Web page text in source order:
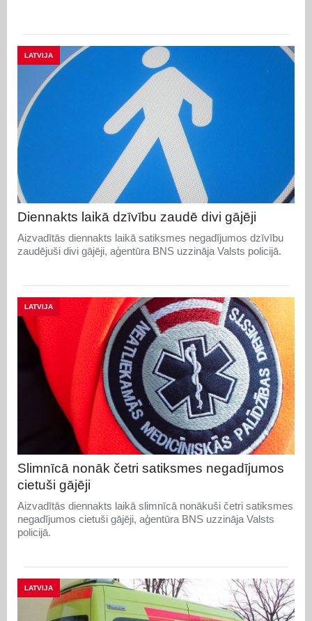
LATVIJA
Diennakts laikā dzīvību zaudē divi gājēji
Aizvadītās diennakts laikā satiksmes negadījumos dzīvību
zaudējuši divi gājēji, aģentūra BNS uzzināja Valsts policijā.
LATVIJA
Slimnīcā nonāk četri satiksmes negadījumos
cietuši gājēji
Aizvadītās diennakts laikā slimnīcā nonākuši četri satiksmes
negadījumos cietuši gājēji, aģentūra BNS uzzināja Valsts
policijā.
LATVIJA